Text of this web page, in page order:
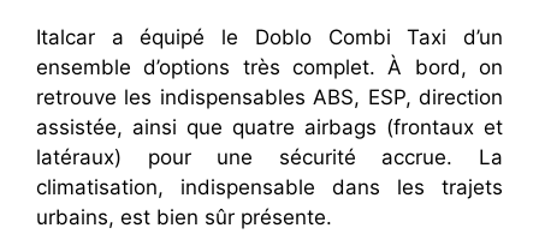
Italcar a équipé le Doblo Combi Taxi d’un
ensemble d’options très complet. À bord, on
retrouve les indispensables ABS, ESP, direction
assistée, ainsi que quatre airbags (frontaux et
latéraux) pour une sécurité accrue. La
climatisation, indispensable dans les trajets
urbains, est bien sûr présente.